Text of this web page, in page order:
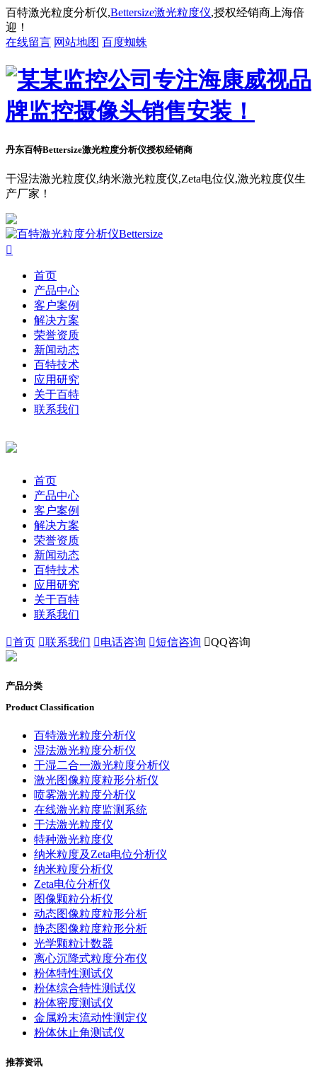
百特激光粒度分析仪,Bettersize激光粒度仪,授权经销商上海倍
迎！
在线留言 网站地图 百度蜘蛛
丹东百特Bettersize激光粒度分析仪授权经销商
干湿法激光粒度仪,纳米激光粒度仪,Zeta电位仪,激光粒度仪生
产厂家！

首页
产品中心
客户案例
解决方案
荣誉资质
新闻动态
百特技术
应用研究
关于百特
联系我们
首页
产品中心
客户案例
解决方案
荣誉资质
新闻动态
百特技术
应用研究
关于百特
联系我们
首页 联系我们 电话咨询 短信咨询 QQ咨询
产品分类
Product Classification
百特激光粒度分析仪
湿法激光粒度分析仪
干湿二合一激光粒度分析仪
激光图像粒度粒形分析仪
喷雾激光粒度分析仪
在线激光粒度监测系统
干法激光粒度仪
特种激光粒度仪
纳米粒度及Zeta电位分析仪
纳米粒度分析仪
Zeta电位分析仪
图像颗粒分析仪
动态图像粒度粒形分析
静态图像粒度粒形分析
光学颗粒计数器
离心沉降式粒度分布仪
粉体特性测试仪
粉体综合特性测试仪
粉体密度测试仪
金属粉末流动性测定仪
粉体休止角测试仪
推荐资讯